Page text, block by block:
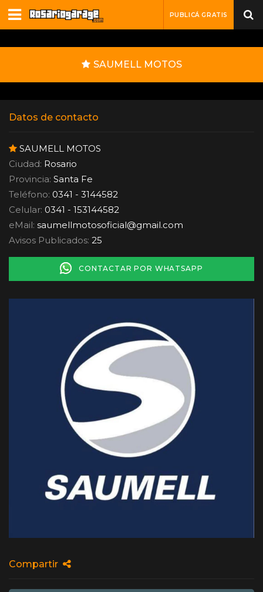
PUBLICÁ GRATIS
SAUMELL MOTOS
Datos de contacto
SAUMELL MOTOS
Ciudad: Rosario
Provincia: Santa Fe
Teléfono: 0341 - 3144582
Celular: 0341 - 153144582
eMail: saumellmotosoficial@gmail.com
Avisos Publicados: 25
CONTACTAR POR WHATSAPP
Compartir